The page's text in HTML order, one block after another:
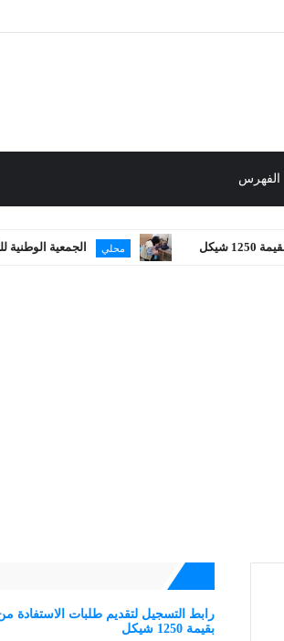
الفهرس
محلي الجمعية الوطنية للتأهيل
رابط التسجيل لتقديم طلبات الاستفادة
بقيمة 1250 شيكل